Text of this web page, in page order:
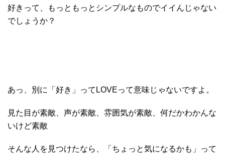
好きって、もっともっとシンプルなものでイイんじゃない
でしょうか？
あっ、別に「好き」ってLOVEって意味じゃないですよ。
見た目が素敵、声が素敵、雰囲気が素敵、何だかわかんな
いけど素敵
そんな人を見つけたなら、「ちょっと気になるかも」って